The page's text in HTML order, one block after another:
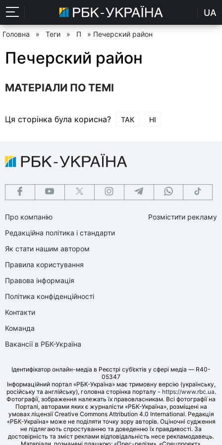
UA
Головна » Теги » П » Печерский район
Печерский район
МАТЕРІАЛИ ПО ТЕМІ
Ця сторінка була корисна? ТАК НІ
Про компанію
Редакційна політика і стандарти
Як стати нашим автором
Правила користування
Правова інформація
Політика конфіденційності
Контакти
Команда
Вакансії в РБК-Україна
Розмістити рекламу
Ідентифікатор онлайн-медіа в Реєстрі суб’єктів у сфері медіа — R40-
05347
Інформаційний портал «РБК-Україна» має тримовну версію (українську,
російську та англійську), головна сторінка порталу - https://www.rbc.ua.
Фотографії, зображення належать їх правовласникам. Всі фотографії на
Порталі, авторами яких є журналісти «РБК-Україна», розміщені на
умовах ліцензії Creative Commons Attribution 4.0 International. Редакція
«РБК-Україна» може не поділяти точку зору авторів. Оціночні судження
не підлягають спростуванню та доведенню їх правдивості. За
достовірність та зміст реклами відповідальність несе рекламодавець.